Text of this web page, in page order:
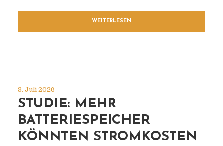
WEITERLESEN
8. Juli 2026
STUDIE: MEHR
BATTERIESPEICHER
KÖNNTEN STROMKOSTEN